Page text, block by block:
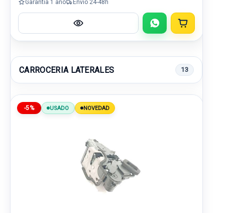
Garantía 1 año Envío 24-48h
CARROCERIA LATERALES 13
-5% USADO NOVEDAD